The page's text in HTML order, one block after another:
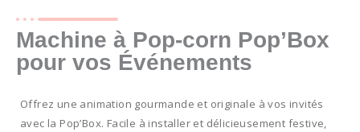
Machine à Pop-corn Pop’Box
pour vos Événements
Offrez une animation gourmande et originale à vos invités
avec la Pop’Box. Facile à installer et délicieusement festive,